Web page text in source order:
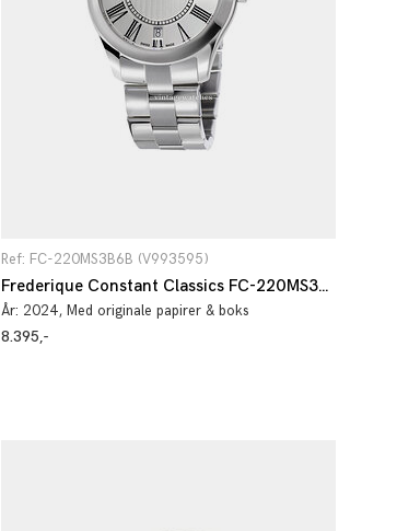
Ref: FC-220MS3B6B (V993595)
Frederique Constant Classics FC-220MS3B6B
År: 2024, Med originale papirer & boks
8.395,-